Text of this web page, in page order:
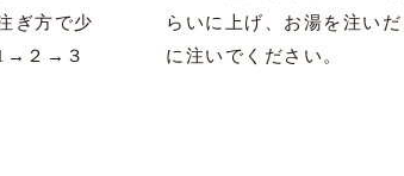
ぎ方で少
1→２→３
らいに上げ、お湯を注い
に注いでください。